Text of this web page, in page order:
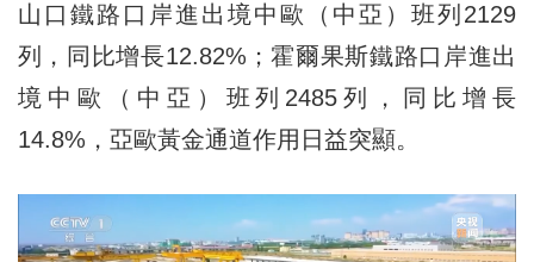
山口鐵路口岸進出境中歐（中亞）班列2129
列，同比增長12.82%；霍爾果斯鐵路口岸進出
境中歐（中亞）班列2485列，同比增長
14.8%，亞歐黃金通道作用日益突顯。